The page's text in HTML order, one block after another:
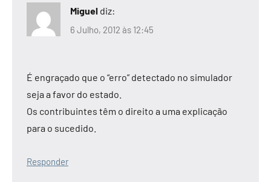
Miguel diz:
6 Julho, 2012 às 12:45
É engraçado que o “erro” detectado no simulador
seja a favor do estado.
Os contribuintes têm o direito a uma explicação
para o sucedido.
Responder